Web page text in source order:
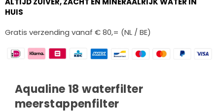
HUIS
Gratis verzending vanaf € 80,= (NL / BE)
Aqualine 18 waterfilter
meerstappenfilter